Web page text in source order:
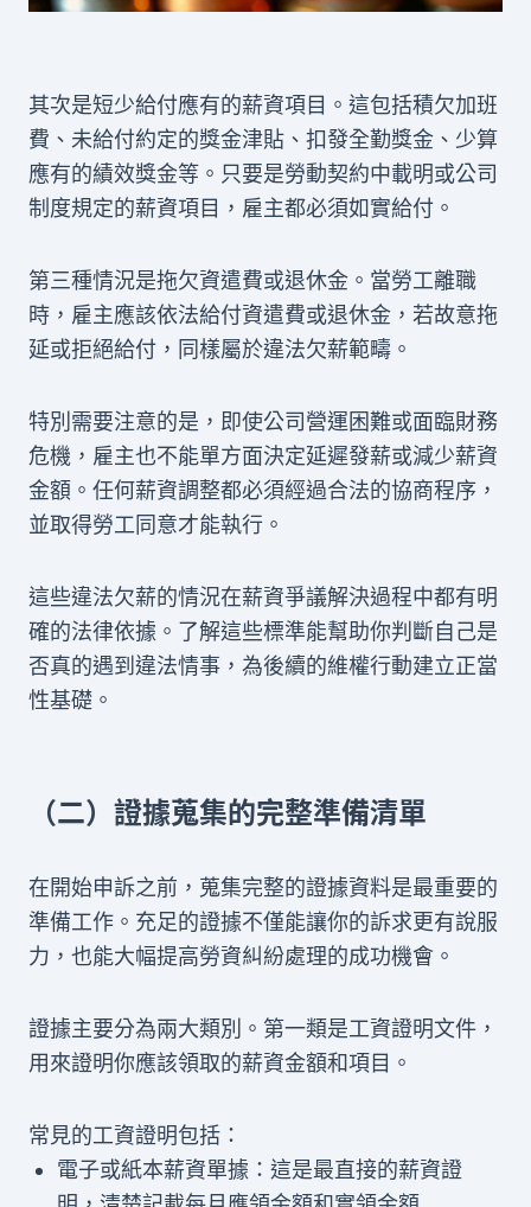
其次是短少給付應有的薪資項目。這包括積欠加班
費、未給付約定的獎金津貼、扣發全勤獎金、少算
應有的績效獎金等。只要是勞動契約中載明或公司
制度規定的薪資項目，雇主都必須如實給付。
第三種情況是拖欠資遣費或退休金。當勞工離職
時，雇主應該依法給付資遣費或退休金，若故意拖
延或拒絕給付，同樣屬於違法欠薪範疇。
特別需要注意的是，即使公司營運困難或面臨財務
危機，雇主也不能單方面決定延遲發薪或減少薪資
金額。任何薪資調整都必須經過合法的協商程序，
並取得勞工同意才能執行。
這些違法欠薪的情況在薪資爭議解決過程中都有明
確的法律依據。了解這些標準能幫助你判斷自己是
否真的遇到違法情事，為後續的維權行動建立正當
性基礎。
（二）證據蒐集的完整準備清單
在開始申訴之前，蒐集完整的證據資料是最重要的
準備工作。充足的證據不僅能讓你的訴求更有說服
力，也能大幅提高勞資糾紛處理的成功機會。
證據主要分為兩大類別。第一類是工資證明文件，
用來證明你應該領取的薪資金額和項目。
常見的工資證明包括：
電子或紙本薪資單據：這是最直接的薪資證